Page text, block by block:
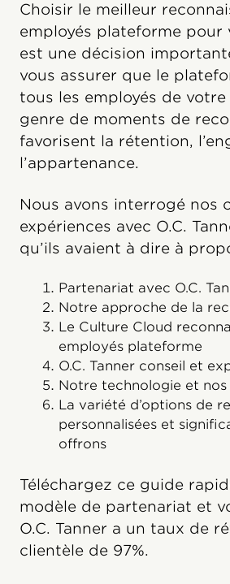
Choisir le meilleur
employés plateforme pour
est une décision
vous assurer que le
tous les employés de
genre de moments de
favorisent la rétention,
l’appartenance.
Nous avons interrogé nos
expériences avec O.C.
qu’ils avaient à dire à
Partenariat avec O.C.
Notre approche de la
Le Culture Cloud
employés plateforme
O.C. Tanner conseil et
Notre technologie et nos
La variété d’options de
personnalisées et
offrons
Téléchargez ce guide
modèle de partenariat et
O.C. Tanner a un taux de
clientèle de 97%.